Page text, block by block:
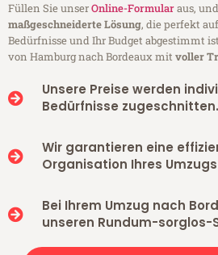
Füllen Sie unserOnline-Formularaus,
maßgeschneiderte Lösung, die perfekt
Bedürfnisse und Ihr Budget abgestimmt
von Hamburg nach Bordeaux mitvoller
Unsere Preise werden
Bedürfnisse zugeschnitten.
Wir garantieren eine
Organisation Ihres
Bei Ihrem Umzug nach
unseren Rundum-sorglos-